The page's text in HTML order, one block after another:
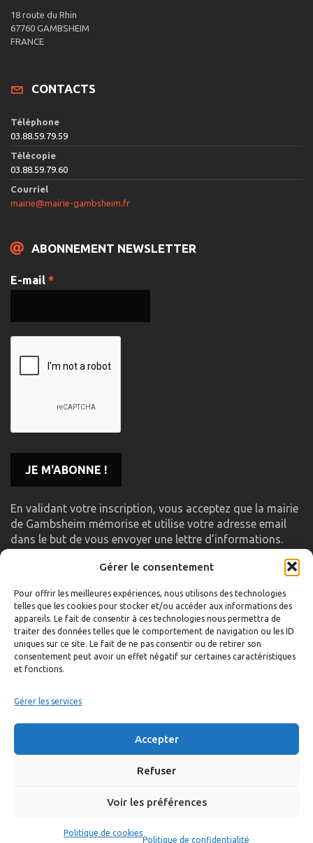
Gérer le consentement
Pour offrir les meilleures expériences, nous utilisons des technologies
telles que les cookies pour stocker et/ou accéder aux informations des
appareils. Le fait de consentir à ces technologies nous permettra de
traiter des données telles que le comportement de navigation ou les ID
uniques sur ce site. Le fait de ne pas consentir ou de retirer son
consentement peut avoir un effet négatif sur certaines caractéristiques
et fonctions.
Gérer les services
Accepter
Refuser
Voir les préférences
Politique de cookies
Politique de confidentialité
18 route du Rhin
67760 GAMBSHEIM
FRANCE
CONTACTS
Téléphone
03.88.59.79.59
Télécopie
03.88.59.79.60
Courriel
mairie@mairie-gambsheim.fr
ABONNEMENT NEWSLETTER
E-mail *
En validant votre inscription, vous acceptez que la mairie
de Gambsheim mémorise et utilise votre adresse email
dans le but de vous envoyer une lettre d’informations.
LIENS UTILES
Accueil
Formulaire de contact
Gambs TV
Mentions légales
Politique de confidentialité